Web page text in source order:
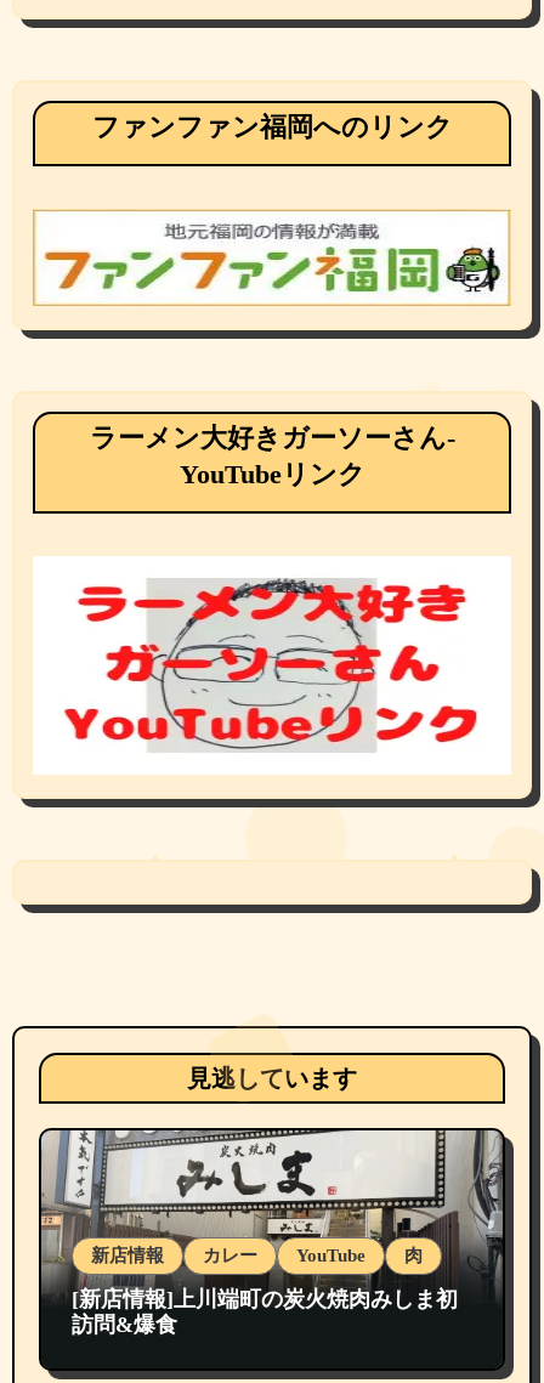
ファンファン福岡へのリンク
ラーメン大好きガーソーさん-
YouTubeリンク
見逃しています
新店情報 カレー YouTube 肉
[新店情報]上川端町の炭火焼肉みしま初
訪問&爆食